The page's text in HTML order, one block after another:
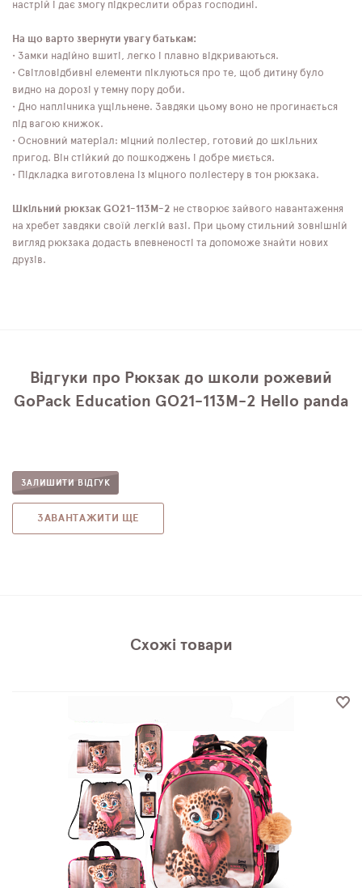
настрій і дає змогу підкреслити образ господині.
На що варто звернути увагу батькам:
• Замки надійно вшиті, легко і плавно відкриваються.
• Світловідбивні елементи піклуються про те, щоб дитину було
видно на дорозі у темну пору доби.
• Дно наплічника ущільнене. Завдяки цьому воно не прогинається
під вагою книжок.
• Основний матеріал: міцний поліестер, готовий до шкільних
пригод. Він стійкий до пошкоджень і добре миється.
• Підкладка виготовлена ​​із міцного поліестеру в тон рюкзака.
Шкільний рюкзак GO21-113M-2 не створює зайвого навантаження
на хребет завдяки своїй легкій вазі. При цьому стильний зовнішній
вигляд рюкзака додасть впевненості та допоможе знайти нових
друзів.
Відгуки про Рюкзак до школи рожевий
GoPack Education GO21-113M-2 Hello panda
ЗАЛИШИТИ ВІДГУК
ЗАВАНТАЖИТИ ЩЕ
Схожі товари